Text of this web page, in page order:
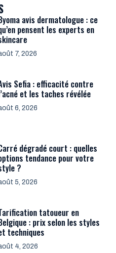
avis dermatologue : ce
pensent les experts en
7, 2026
Sefia : efficacité contre
et les taches révélée
6, 2026
dégradé court : quelles
tendance pour votre
?
5, 2026
tatoueur en
: prix selon les styles
techniques
4, 2026